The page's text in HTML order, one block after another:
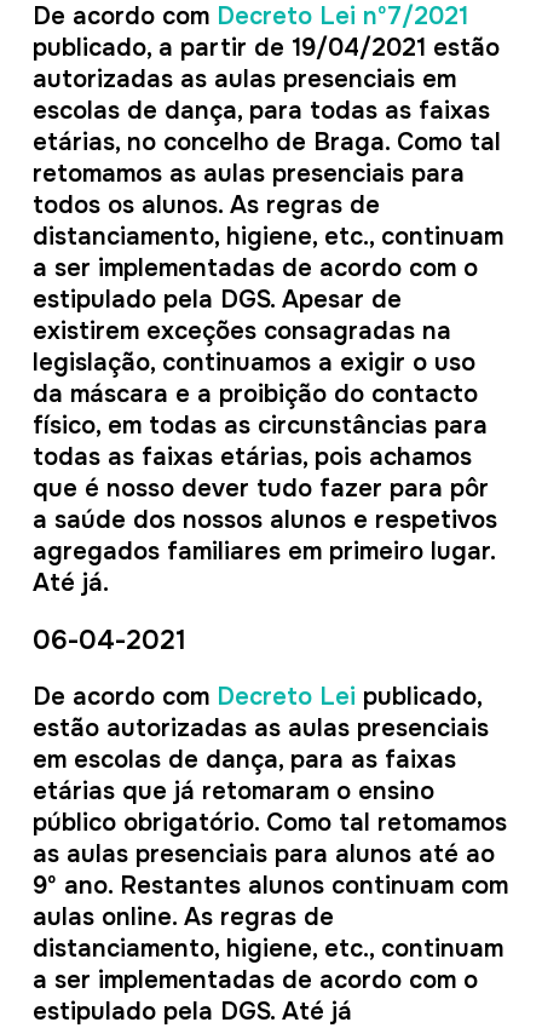
De acordo com Decreto Lei nº7/2021
publicado, a partir de 19/04/2021 estão
autorizadas as aulas presenciais em
escolas de dança, para todas as faixas
etárias, no concelho de Braga. Como tal
retomamos as aulas presenciais para
todos os alunos. As regras de
distanciamento, higiene, etc., continuam
a ser implementadas de acordo com o
estipulado pela DGS. Apesar de
existirem exceções consagradas na
legislação, continuamos a exigir o uso
da máscara e a proibição do contacto
físico, em todas as circunstâncias para
todas as faixas etárias, pois achamos
que é nosso dever tudo fazer para pôr
a saúde dos nossos alunos e respetivos
agregados familiares em primeiro lugar.
Até já.
06-04-2021
De acordo com Decreto Lei publicado,
estão autorizadas as aulas presenciais
em escolas de dança, para as faixas
etárias que já retomaram o ensino
público obrigatório. Como tal retomamos
as aulas presenciais para alunos até ao
9º ano. Restantes alunos continuam com
aulas online. As regras de
distanciamento, higiene, etc., continuam
a ser implementadas de acordo com o
estipulado pela DGS. Até já